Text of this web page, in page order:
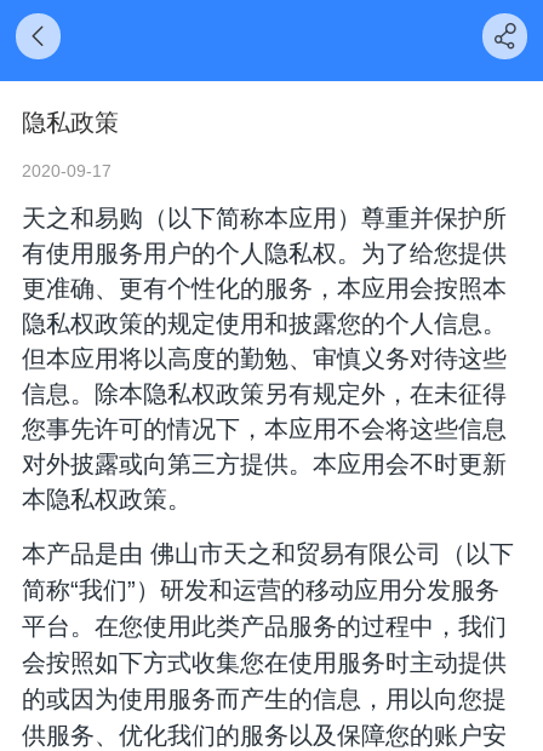
隐私政策
2020-09-17
天之和易购（以下简称本应用）尊重并保护所
有使用服务用户的个人隐私权。为了给您提供
更准确、更有个性化的服务，本应用会按照本
隐私权政策的规定使用和披露您的个人信息。
但本应用将以高度的勤勉、审慎义务对待这些
信息。除本隐私权政策另有规定外，在未征得
您事先许可的情况下，本应用不会将这些信息
对外披露或向第三方提供。本应用会不时更新
本隐私权政策。
本产品是由 佛山市天之和贸易有限公司
（以下
简称“我们”）研发和运营的移动应用分发服务
平台。在您使用此类产品服务的过程中，我们
会按照如下方式收集您在使用服务时主动提供
的或因为使用服务而产生的信息，用以向您提
供服务、优化我们的服务以及保障您的账户安